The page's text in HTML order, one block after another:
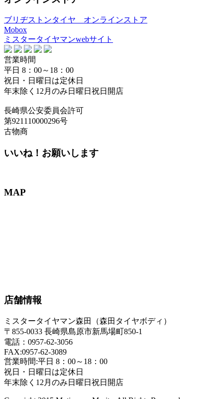
ブリヂストンタイヤ オンラインストア
Mobox
ミスタータイヤマンwebサイト
営業時間
平日 8：00～18：00
祝日・日曜日は定休日
年末除く12月のみ日曜日祝日開店
長崎県公安委員会許可
第921110000296号
古物商
いいね！お願いします
MAP
店舗情報
ミスタータイヤマン森田（森田タイヤボディ）
〒855-0033 長崎県島原市新馬場町850-1
電話：0957-62-3056
FAX:0957-62-3089
営業時間:平日 8：00～18：00
祝日・日曜日は定休日
年末除く12月のみ日曜日祝日開店